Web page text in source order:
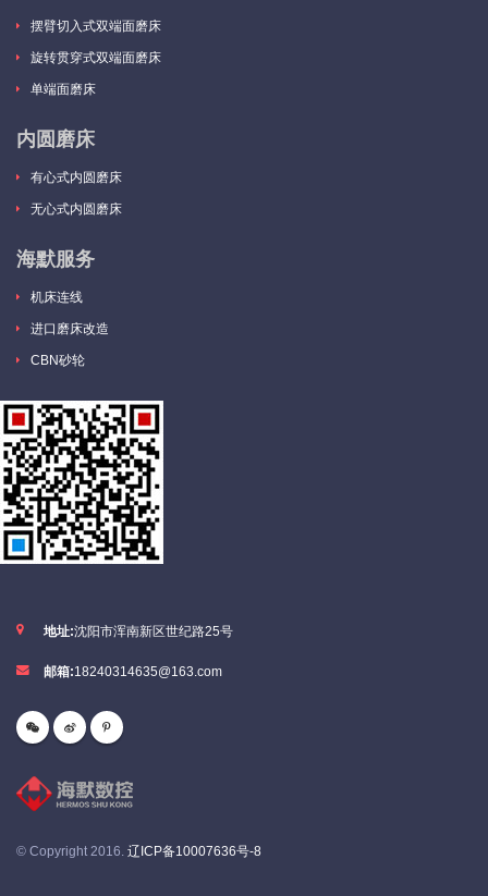
摆臂切入式双端面磨床
旋转贯穿式双端面磨床
单端面磨床
内圆磨床
有心式内圆磨床
无心式内圆磨床
海默服务
机床连线
进口磨床改造
CBN砂轮
地址:沈阳市浑南新区世纪路25号
邮箱:18240314635@163.com
© Copyright 2016. 辽ICP备10007636号-8